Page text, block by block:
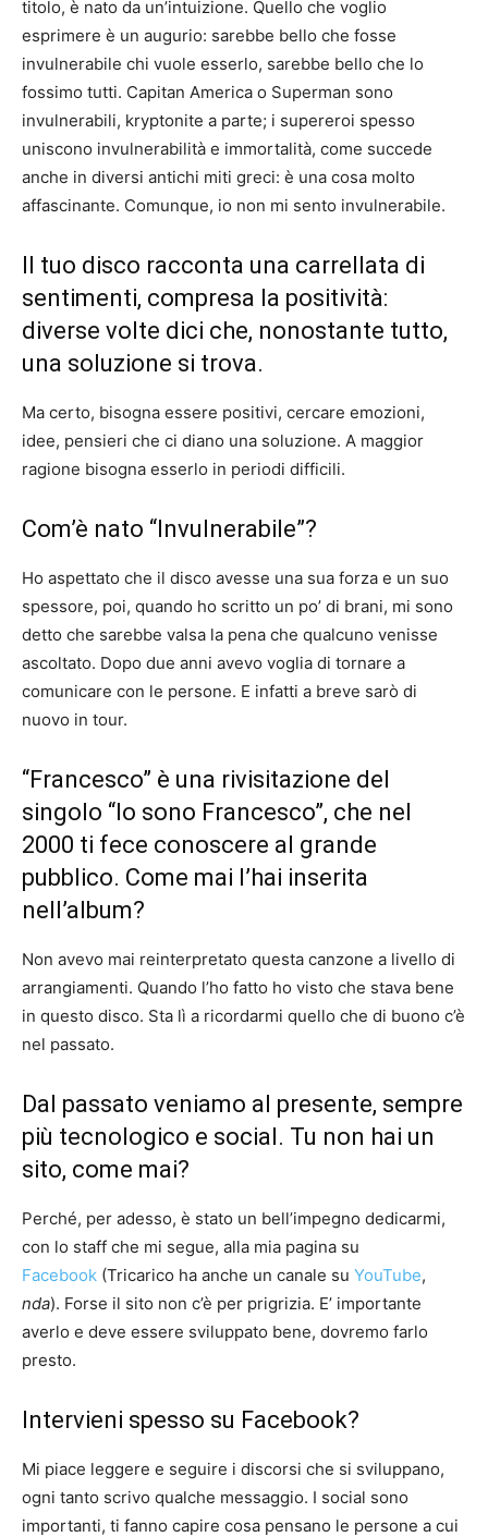
titolo, è nato da un’intuizione. Quello che voglio
esprimere è un augurio: sarebbe bello che fosse
invulnerabile chi vuole esserlo, sarebbe bello che lo
fossimo tutti. Capitan America o Superman sono
invulnerabili, kryptonite a parte; i supereroi spesso
uniscono invulnerabilità e immortalità, come succede
anche in diversi antichi miti greci: è una cosa molto
affascinante. Comunque, io non mi sento invulnerabile.
Il tuo disco racconta una carrellata di
sentimenti, compresa la positività:
diverse volte dici che, nonostante tutto,
una soluzione si trova.
Ma certo, bisogna essere positivi, cercare emozioni,
idee, pensieri che ci diano una soluzione. A maggior
ragione bisogna esserlo in periodi difficili.
Com’è nato “Invulnerabile”?
Ho aspettato che il disco avesse una sua forza e un suo
spessore, poi, quando ho scritto un po’ di brani, mi sono
detto che sarebbe valsa la pena che qualcuno venisse
ascoltato. Dopo due anni avevo voglia di tornare a
comunicare con le persone. E infatti a breve sarò di
nuovo in tour.
“Francesco” è una rivisitazione del
singolo “Io sono Francesco”, che nel
2000 ti fece conoscere al grande
pubblico. Come mai l’hai inserita
nell’album?
Non avevo mai reinterpretato questa canzone a livello di
arrangiamenti. Quando l’ho fatto ho visto che stava bene
in questo disco. Sta lì a ricordarmi quello che di buono c’è
nel passato.
Dal passato veniamo al presente, sempre
più tecnologico e social. Tu non hai un
sito, come mai?
Perché, per adesso, è stato un bell’impegno dedicarmi,
con lo staff che mi segue, alla mia pagina su
Facebook (Tricarico ha anche un canale su YouTube,
nda). Forse il sito non c’è per prigrizia. E’ importante
averlo e deve essere sviluppato bene, dovremo farlo
presto.
Intervieni spesso su Facebook?
Mi piace leggere e seguire i discorsi che si sviluppano,
ogni tanto scrivo qualche messaggio. I social sono
importanti, ti fanno capire cosa pensano le persone a cui